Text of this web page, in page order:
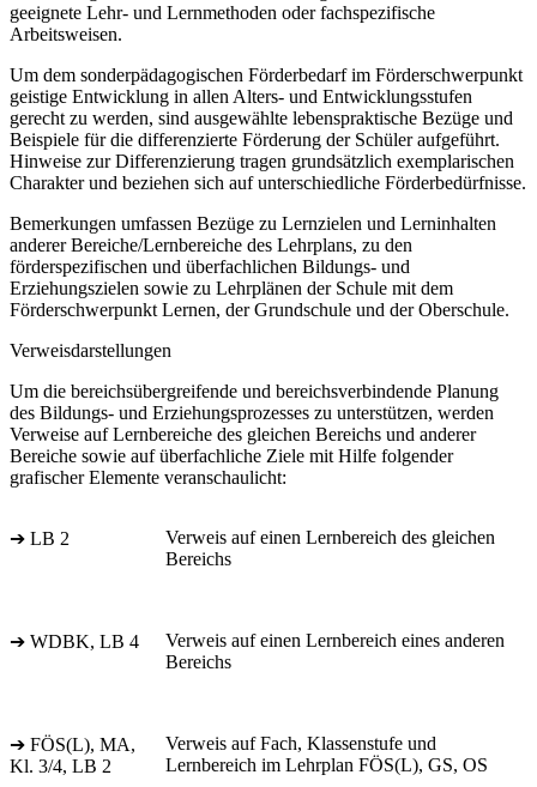
geeignete Lehr- und Lernmethoden oder fachspezifische
Arbeitsweisen.
Um dem sonderpädagogischen Förderbedarf im Förderschwerpunkt
geistige Entwicklung in allen Alters- und Entwicklungsstufen
gerecht zu werden, sind ausgewählte lebenspraktische Bezüge und
Beispiele für die differenzierte Förderung der Schüler aufgeführt.
Hinweise zur Differenzierung tragen grundsätzlich exemplarischen
Charakter und beziehen sich auf unterschiedliche Förderbedürfnisse.
Bemerkungen umfassen Bezüge zu Lernzielen und Lerninhalten
anderer Bereiche/Lernbereiche des Lehrplans, zu den
förderspezifischen und überfachlichen Bildungs- und
Erziehungszielen sowie zu Lehrplänen der Schule mit dem
Förderschwerpunkt Lernen, der Grundschule und der Oberschule.
Verweisdarstellungen
Um die bereichsübergreifende und bereichsverbindende Planung
des Bildungs- und Erziehungsprozesses zu unterstützen, werden
Verweise auf Lernbereiche des gleichen Bereichs und anderer
Bereiche sowie auf überfachliche Ziele mit Hilfe folgender
grafischer Elemente veranschaulicht:
➔ LB 2
Verweis auf einen Lernbereich des gleichen
Bereichs
➔ WDBK, LB 4
Verweis auf einen Lernbereich eines anderen
Bereichs
➔ FÖS(L), MA,
Kl. 3/4, LB 2
Verweis auf Fach, Klassenstufe und
Lernbereich im Lehrplan FÖS(L), GS, OS